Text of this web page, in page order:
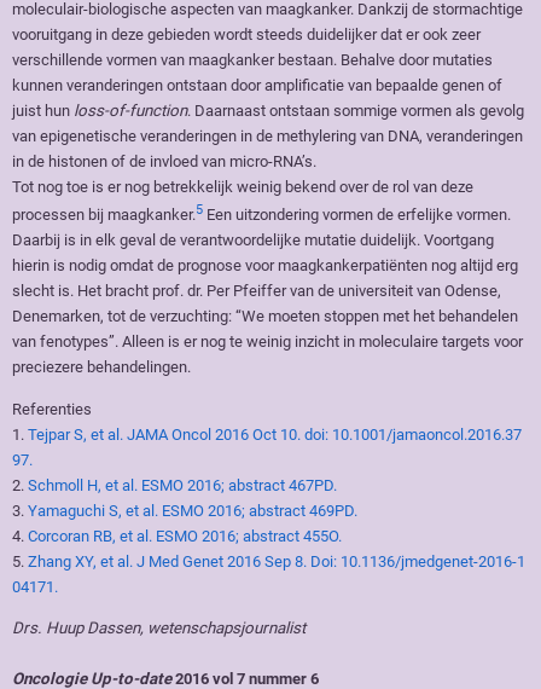
moleculair-biologische aspecten van maagkanker. Dankzij de stormachtige
vooruitgang in deze gebieden wordt steeds duidelijker dat er ook zeer
verschillende vormen van maagkanker bestaan. Behalve door mutaties
kunnen veranderingen ontstaan door amplificatie van bepaalde genen of
juist hun loss-of-function. Daarnaast ontstaan sommige vormen als gevolg
van epigenetische veranderingen in de methylering van DNA, veranderingen
in de histonen of de invloed van micro-RNA’s.
Tot nog toe is er nog betrekkelijk weinig bekend over de rol van deze
processen bij maagkanker.5 Een uitzondering vormen de erfelijke vormen.
Daarbij is in elk geval de verantwoordelijke mutatie duidelijk. Voortgang
hierin is nodig omdat de prognose voor maagkankerpatiënten nog altijd erg
slecht is. Het bracht prof. dr. Per Pfeiffer van de universiteit van Odense,
Denemarken, tot de verzuchting: “We moeten stoppen met het behandelen
van fenotypes”. Alleen is er nog te weinig inzicht in moleculaire targets voor
preciezere behandelingen.
Referenties
1. Tejpar S, et al. JAMA Oncol 2016 Oct 10. doi: 10.1001/jamaoncol.2016.37
97.
2. Schmoll H, et al. ESMO 2016; abstract 467PD.
3. Yamaguchi S, et al. ESMO 2016; abstract 469PD.
4. Corcoran RB, et al. ESMO 2016; abstract 455O.
5. Zhang XY, et al. J Med Genet 2016 Sep 8. Doi: 10.1136/jmedgenet-2016-1
04171.
Drs. Huup Dassen, wetenschapsjournalist
Oncologie Up-to-date2016 vol 7 nummer 6